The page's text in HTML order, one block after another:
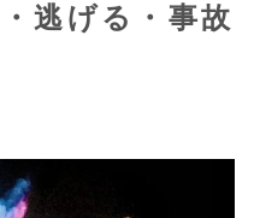
逃げる・事故